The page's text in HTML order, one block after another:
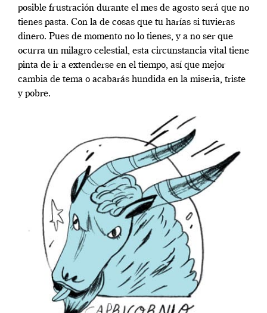
posible frustración durante el mes de agosto será que no
tienes pasta. Con la de cosas que tu harías si tuvieras
dinero. Pues de momento no lo tienes, y a no ser que
ocurra un milagro celestial, esta circunstancia vital tiene
pinta de ir a extenderse en el tiempo, así que mejor
cambia de tema o acabarás hundida en la miseria, triste
y pobre.